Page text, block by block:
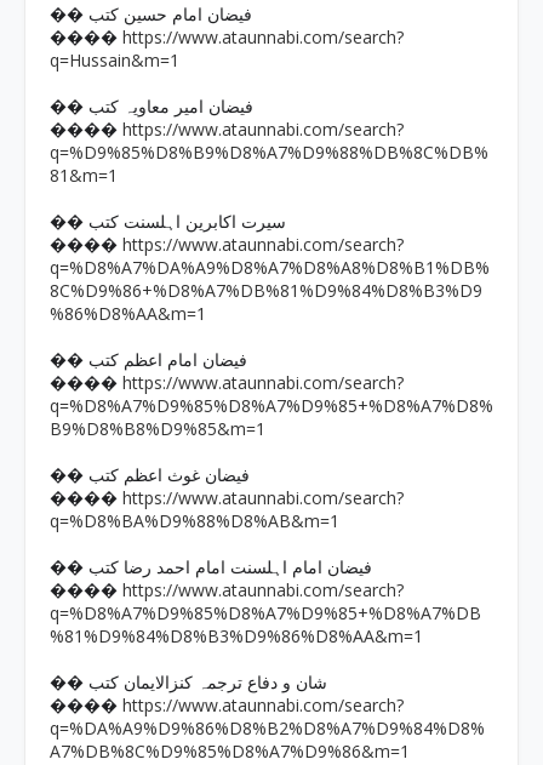
�� فیضان امام حسین کتب
���� https://www.ataunnabi.com/search?
q=Hussain&m=1
�� فیضان امیر معاویہ کتب
���� https://www.ataunnabi.com/search?
q=%D9%85%D8%B9%D8%A7%D9%88%DB%8C%DB%
81&m=1
�� سیرت اکابرین اہلسنت کتب
���� https://www.ataunnabi.com/search?
q=%D8%A7%DA%A9%D8%A7%D8%A8%D8%B1%DB%
8C%D9%86+%D8%A7%DB%81%D9%84%D8%B3%D9
%86%D8%AA&m=1
�� فیضان امام اعظم کتب
���� https://www.ataunnabi.com/search?
q=%D8%A7%D9%85%D8%A7%D9%85+%D8%A7%D8%
B9%D8%B8%D9%85&m=1
�� فیضان غوث اعظم کتب
���� https://www.ataunnabi.com/search?
q=%D8%BA%D9%88%D8%AB&m=1
�� فیضان امام اہلسنت امام احمد رضا کتب
���� https://www.ataunnabi.com/search?
q=%D8%A7%D9%85%D8%A7%D9%85+%D8%A7%DB
%81%D9%84%D8%B3%D9%86%D8%AA&m=1
�� شان و دفاع ترجمہ کنزالایمان کتب
���� https://www.ataunnabi.com/search?
q=%DA%A9%D9%86%D8%B2%D8%A7%D9%84%D8%
A7%DB%8C%D9%85%D8%A7%D9%86&m=1